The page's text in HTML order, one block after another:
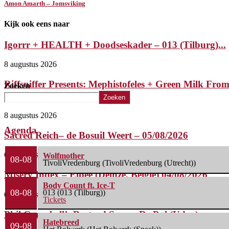
Amon Amarth – Jomsviking
Kijk ook eens naar
Igorrr + HEALTH + Doodseskader – 013 (Tilburg)...
8 augustus 2026
Riffsniffer Presents: Mephistofeles + Green Milk From
Planet...
8 augustus 2026
Sacred Reich– de Bosuil Weert – 05/08/2026
6 augustus 2026
Misery Index – Elpee (Deinze, België) 04/08/2026
6 augustus 2026
Phil Campbell’s Bastard Sons – De Pul (Uden)...
Zoeken
Zoeken
Agenda
08-08
Wolfmother
TivoliVredenburg (TivoliVredenburg (Utrecht))
08-08
Body Count ft. Ice-T
013 (013 (Tilburg))
Tickets
09-08
Hatebreed